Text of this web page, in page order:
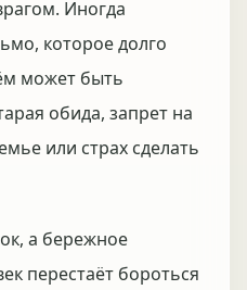
Иногда
которое долго
может быть
обида, запрет на
или страх сделать
а бережное
перестаёт бороться